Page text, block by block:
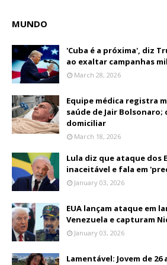
MUNDO
'Cuba é a próxima', diz
ao exaltar campanhas
March 28, 2026
Equipe médica registra
saúde de Jair
domiciliar
March 18, 2026
Lula diz que ataque dos
inaceitável e fala em
January 03, 2026
EUA lançam ataque em
Venezuela e capturam
January 03, 2026
Lamentável: Jovem de